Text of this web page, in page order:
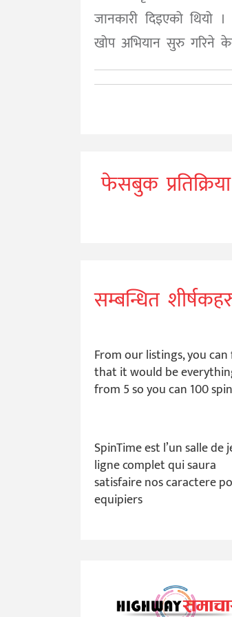
जानकारी दिइएको थियो
खोप अभियान सुरु गरिने
फेसबुक प्रतिक्रिया
सम्बन्धित
From our listings, you can
that it would be
from 5 so you can 100
SpinTime est l’un salle de
ligne complet qui saura
satisfaire nos caractere
equipiers